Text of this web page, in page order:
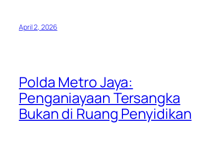
April 2, 2026
Polda Metro Jaya:
Penganiayaan Tersangka
Bukan di Ruang Penyidikan